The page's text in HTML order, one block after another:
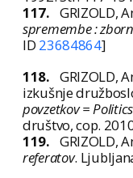
117. GRIZOLD,
spremembe :
ID 23684864]
118. GRIZOLD,
izkušnje
povzetkov =
društvo, cop.
119. GRIZOLD,
referatov.